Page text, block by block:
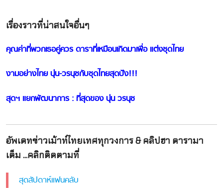
เรื่องราวที่น่าสนใจอื่นๆ
คุณค่าที่พวกเธอคู่ควร ดาราที่เหมือนเกิดมาเพื่อ แต่งชุดไทย
งามอย่างไทย นุ่น-วรนุชกับชุดไทยสุดปัง!!!
สุดฯ แยกพัฒนาการ : ที่สุดของ นุ่น วรนุช
อัพเดทข่าวเม้าท์ไทยเทศทุกวงการ & คลิปฮา ดารามา
เต็ม ...คลิกติดตามที่
สุดสัปดาห์แฟนคลับ